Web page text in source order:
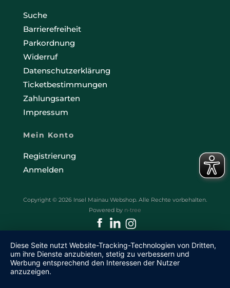
Suche
Barrierefreiheit
Parkordnung
Widerruf
Datenschutzerklärung
Ticketbestimmungen
Zahlungsarten
Impressum
Mein Konto
Registrierung
Anmelden
Copyright © 2026 Insel Mainau Webshop. Alle Rechte vorbehalten.
Powered by n-tree
Diese Seite nutzt Website-Tracking-Technologien von Dritten,
um ihre Dienste anzubieten, stetig zu verbessern und
Werbung entsprechend den Interessen der Nutzer
anzuzeigen.